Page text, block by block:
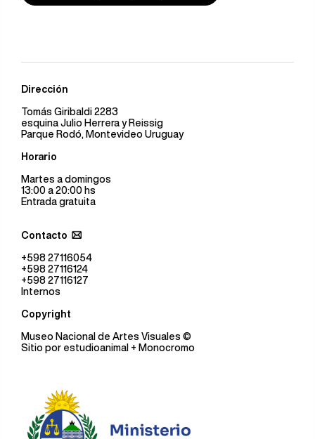
Dirección
Tomás Giribaldi 2283
esquina Julio Herrera y Reissig
Parque Rodó, Montevideo Uruguay
Horario
Martes a domingos
13:00 a 20:00 hs
Entrada gratuita
Contacto
+598 27116054
+598 27116124
+598 27116127
Internos
Copyright
Museo Nacional de Artes Visuales ©
Sitio por estudioanimal + Monocromo